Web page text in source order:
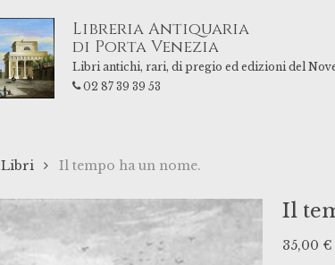
Libreria Antiquaria
di Porta Venezia
Libri antichi, rari, di pregio ed edizioni del
02 87 39 39 53
Libri Il tempo ha un nome.
Il
35,00 €